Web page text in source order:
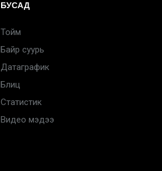
БУСАД
Тойм
Байр суурь
Датаграфик
Блиц
Статистик
Видео мэдээ